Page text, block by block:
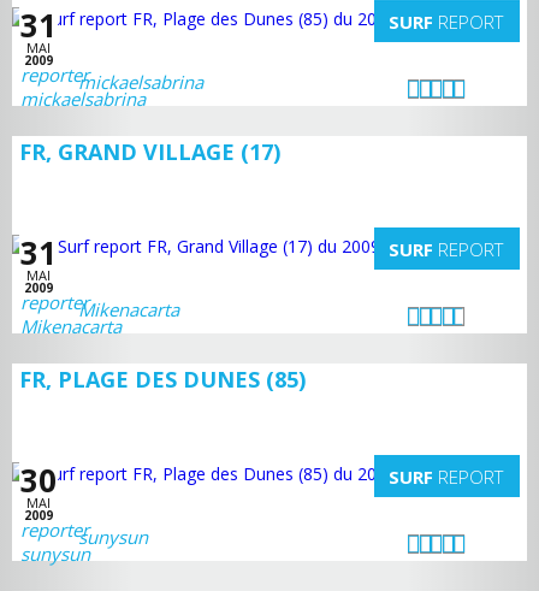
31
MAI
2009
SURF REPORT
mickaelsabrina
FR, GRAND VILLAGE (17)
31
MAI
2009
SURF REPORT
Mikenacarta
FR, PLAGE DES DUNES (85)
30
MAI
2009
SURF REPORT
sunysun